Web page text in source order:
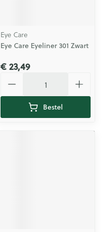
Eye Care
Eye Care Eyeliner 301 Zwart
€ 23,49
Bestel